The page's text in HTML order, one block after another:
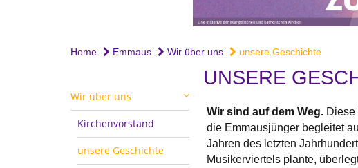
Home Emmaus Wir über uns unsere Geschichte
Wir über uns
Kirchenvorstand
unsere Geschichte
UNSERE
Wir sind auf dem Weg.Diese
die Emmausjünger begleitet
Jahren des letzten
Musikerviertels plante,